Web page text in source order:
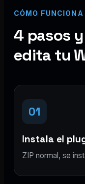
CÓMO FUNCIONA
4 pasos
edita tu
01
Instala el
ZIP normal, se